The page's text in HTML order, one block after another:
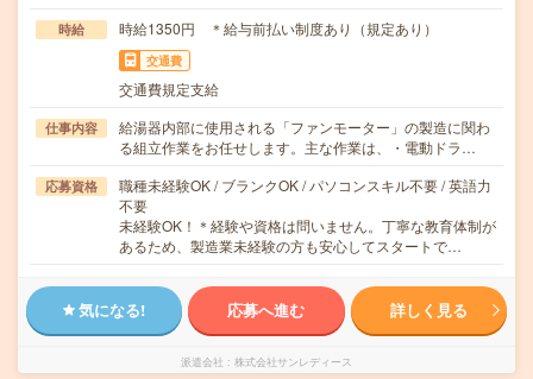
時給 時給1350円 ＊給与前払い制度あり（規定あり）
交通費
交通費規定支給
仕事内容
給湯器内部に使用される「ファンモーター」の製造に関わ
る組立作業をお任せします。主な作業は、・電動ドラ…
応募資格
職種未経験OK / ブランクOK / パソコンスキル不要 / 英語力
不要
未経験OK！＊経験や資格は問いません。丁寧な教育体制が
あるため、製造業未経験の方も安心してスタートで…
気になる! 応募へ進む 詳しく見る
派遣会社 株式会社サンレディース